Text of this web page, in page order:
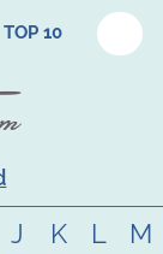
TOP 10
J K L
M